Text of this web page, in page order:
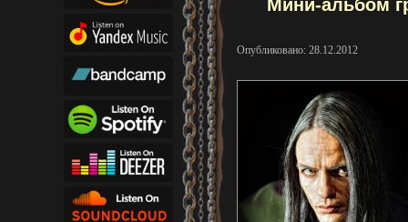
Мини-альбом
Опубликовано: 28.12.2012